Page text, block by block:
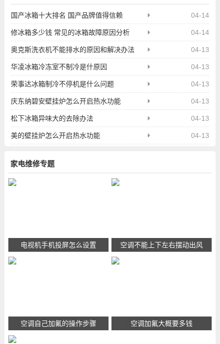
04-14
国产冰箱十大排名 国产品牌值得信赖
04-14
修冰箱多少钱 常见的冰箱故障原因分析
04-13
奥克斯洗衣机不能排水的原因和解决办法
04-13
华凌冰箱冷冻室不制冷是什原因
04-13
荣事达冰箱制冷不停机是什么问题
04-13
庆东纳碧安壁挂炉怎么开启热水功能
04-13
松下冰箱异味大的去除办法
04-13
美的壁挂炉怎么开启热水功能
家电维修专题
电视机手机投屏怎么设置 空调不能上下左右摆动出风
空调自己加氟的操作步骤 空调加氟大概要多钱